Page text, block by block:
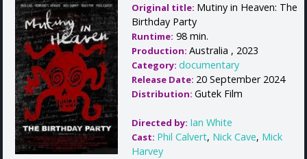
Original title: Mutiny in Heaven: The
Birthday Party
Runtime: 98 min.
Production: Australia , 2023
Category: documentary
Release Date: 20 September 2024
Distribution: Gutek Film
Directed by: Ian White
Cast: Phil Calvert, Nick Cave, Mick
Harvey